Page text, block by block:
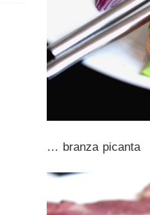
… branza picanta